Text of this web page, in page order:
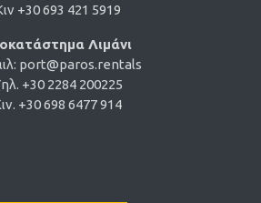
+30 693 421 5919
Λιμάνι
port@paros.rentals
+30 2284 200225
+30 698 6477 914